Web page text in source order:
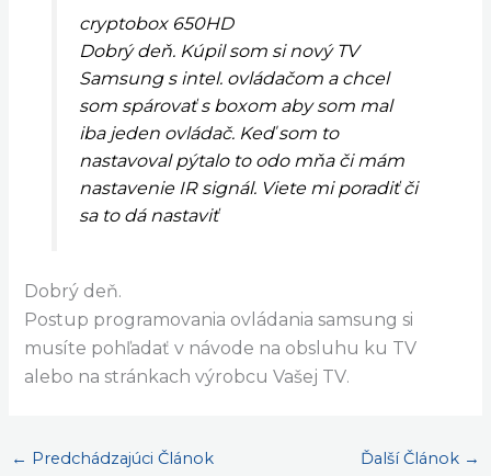
cryptobox 650HD
Dobrý deň. Kúpil som si nový TV
Samsung s intel. ovládačom a chcel
som spárovať s boxom aby som mal
iba jeden ovládač. Keď som to
nastavoval pýtalo to odo mňa či mám
nastavenie IR signál. Viete mi poradiť či
sa to dá nastaviť
Dobrý deň.
Postup programovania ovládania samsung si
musíte pohľadať v návode na obsluhu ku TV
alebo na stránkach výrobcu Vašej TV.
← Predchádzajúci Článok Ďalší Článok →